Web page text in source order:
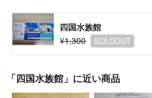
四国水族館
¥1,300
SOLDOUT
「四国水族館」に近い商品